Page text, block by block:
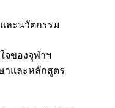
ละนวัตกรรม
จของจุฬาฯ
าและหลักสูตร